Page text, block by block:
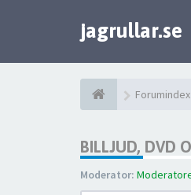
jagrullar.se
Forumindex
BILLJUD, DVD
Moderator: